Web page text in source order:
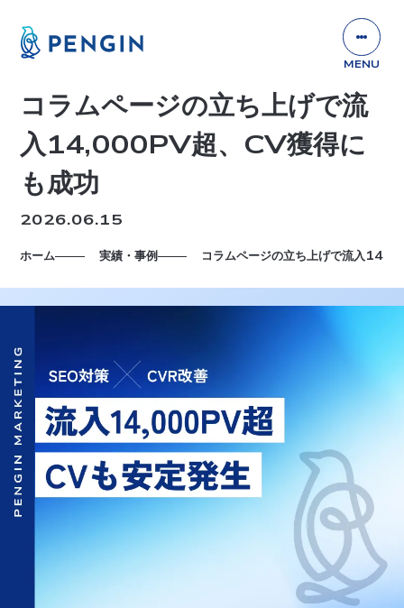
コラムページの立ち上げで流
入14,000PV超、CV獲得に
も成功
2026.06.15
ホーム 実績・事例 コラムページの立ち上げで流入